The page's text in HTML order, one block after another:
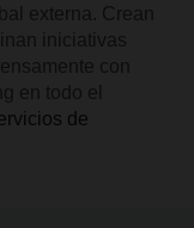
externa. Crean
iniciativas
con
en todo el
de